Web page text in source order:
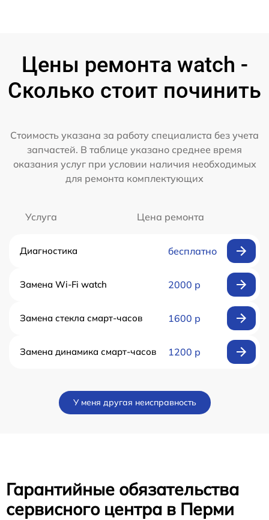
Цены ремонта watch -
Сколько стоит починить
Стоимость указана за работу специалиста без учета
запчастей. В таблице указано среднее время
оказания услуг при условии наличия необходимых
для ремонта комплектующих
Услуга Цена ремонта
Диагностика бесплатно
Замена Wi-Fi watch 2000 р
Замена стекла смарт-часов 1600 р
Замена динамика смарт-часов 1200 р
У меня другая неисправность
Гарантийные обязательства
сервисного центра в Перми